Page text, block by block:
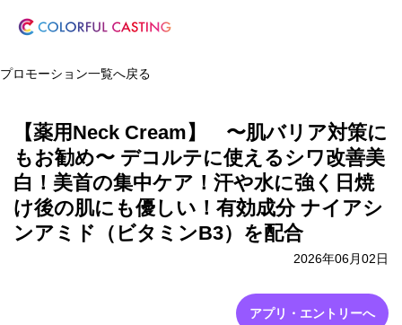
プロモーション一覧へ戻る
【薬用Neck Cream】 〜肌バリア対策に
もお勧め〜 デコルテに使えるシワ改善美
白！美首の集中ケア！汗や水に強く日焼
け後の肌にも優しい！有効成分 ナイアシ
ンアミド（ビタミンB3）を配合
2026年06月02日
アプリ・エントリーへ